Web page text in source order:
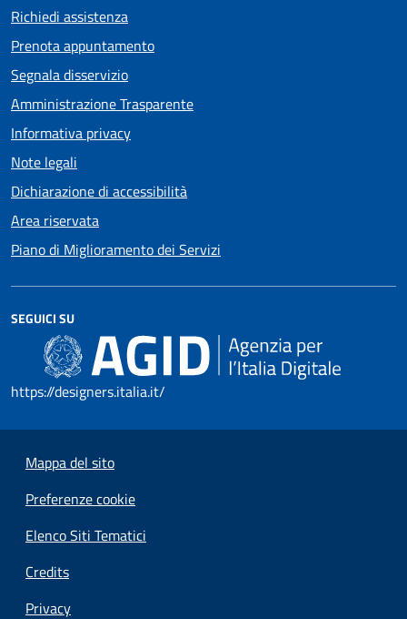
Richiedi assistenza
Prenota appuntamento
Segnala disservizio
Amministrazione Trasparente
Informativa privacy
Note legali
Dichiarazione di accessibilità
Area riservata
Piano di Miglioramento dei Servizi
SEGUICI SU
https://designers.italia.it/
Mappa del sito
Preferenze cookie
Elenco Siti Tematici
Credits
Privacy